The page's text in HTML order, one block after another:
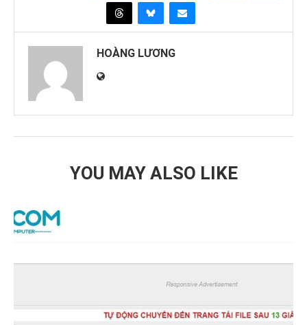
HOÀNG LƯƠNG
YOU MAY ALSO LIKE